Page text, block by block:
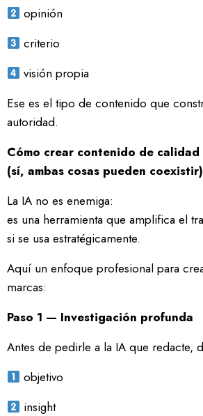
opinión
criterio
visión propia
Ese es el tipo de contenido que
autoridad.
Cómo crear contenido de calidad
(sí, ambas cosas pueden coexistir)
La IA no es enemiga:
es una herramienta que amplifica el
si se usa estratégicamente.
Aquí un enfoque profesional para
marcas:
Paso 1 — Investigación profunda
Antes de pedirle a la IA que redacte,
objetivo
insight